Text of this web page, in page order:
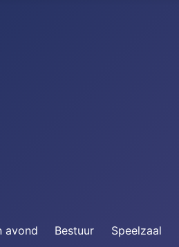
avond Bestuur Speelzaal